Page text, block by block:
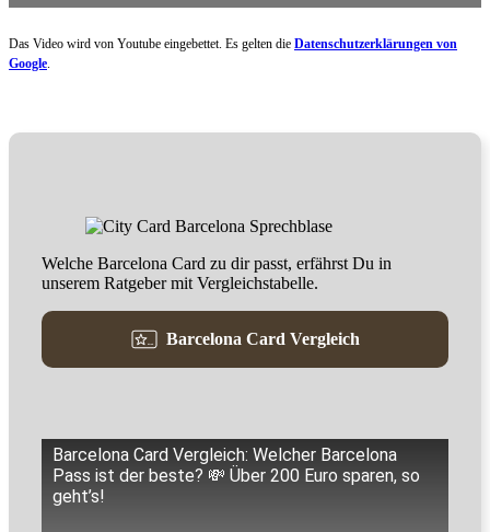
Das Video wird von Youtube eingebettet. Es gelten die Datenschutzerklärungen von
Google
Welche Barcelona Card zu dir passt, erfährst Du in
unserem Ratgeber mit Vergleichstabelle.
Barcelona Card Vergleich
Barcelona Card Vergleich: Welcher Barcelona
Pass ist der beste? 💸 Über 200 Euro sparen, so
geht’s!